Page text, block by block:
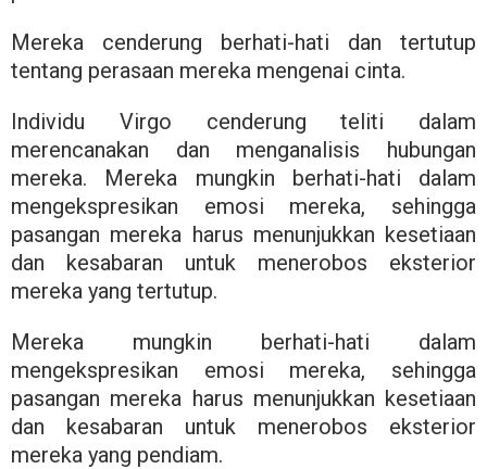
Mereka cenderung berhati-hati dan tertutup
tentang perasaan mereka mengenai cinta.
Individu Virgo cenderung teliti dalam
merencanakan dan menganalisis hubungan
mereka. Mereka mungkin berhati-hati dalam
mengekspresikan emosi mereka, sehingga
pasangan mereka harus menunjukkan kesetiaan
dan kesabaran untuk menerobos eksterior
mereka yang tertutup.
Mereka mungkin berhati-hati dalam
mengekspresikan emosi mereka, sehingga
pasangan mereka harus menunjukkan kesetiaan
dan kesabaran untuk menerobos eksterior
mereka yang pendiam.